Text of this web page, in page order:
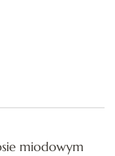
miodowym